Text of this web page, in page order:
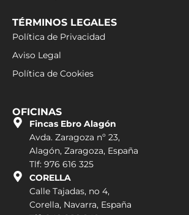
TÉRMINOS LEGALES
Política de Privacidad
Aviso Legal
Política de Cookies
OFICINAS
Fincas Ebro Alagón
Avda. Zaragoza nº 23,
Alagón, Zaragoza, España
Tlf: 976 616 325
CORELLA
Calle Tajadas, no 4,
Corella, Navarra, España